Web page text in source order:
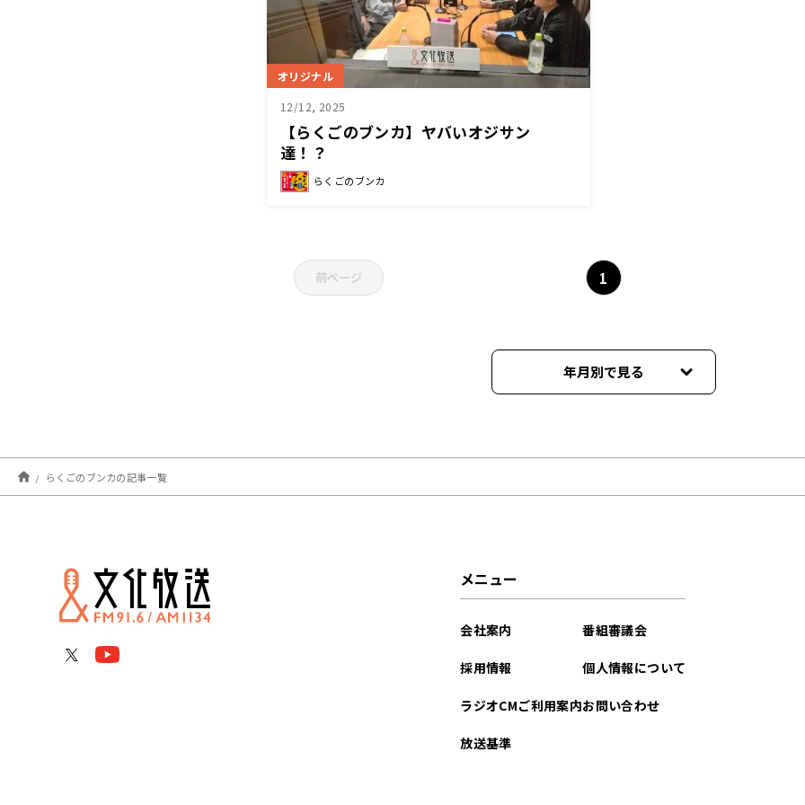
オリジナル
12/12, 2025
【らくごのブンカ】ヤバいオジサン
達！？
らくごのブンカ
前ページ 1
年月別で見る
2026年03月
2026年02月
らくごのブンカの記事一覧
メニュー
会社案内
採用情報
ラジオCMご利用案内
放送基準
番組審議会
個人情報について
お問い合わせ